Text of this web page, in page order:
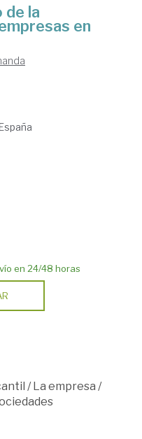
de la
en
en 24/48 horas
/La empresa /